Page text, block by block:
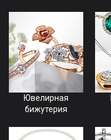
Ювелирная
бижутерия